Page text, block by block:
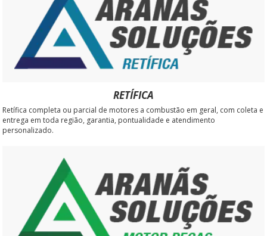
RETÍFICA
Retífica completa ou parcial de motores a combustão em geral, com coleta e
entrega em toda região, garantia, pontualidade e atendimento
personalizado.